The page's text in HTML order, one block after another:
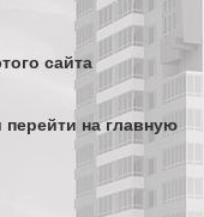
сайта
на главную